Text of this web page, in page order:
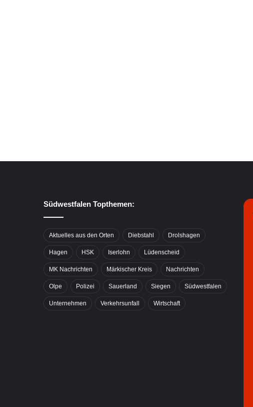
Südwestfalen Topthemen:
Aktuelles aus den Orten Diebstahl Drolshagen
Hagen HSK Iserlohn Lüdenscheid
MK Nachrichten Märkischer Kreis Nachrichten
Olpe Polizei Sauerland Siegen Südwestfalen
Unternehmen Verkehrsunfall Wirtschaft